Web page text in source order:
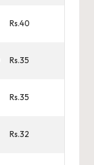
Rs.40
Rs.35
Rs.35
Rs.32